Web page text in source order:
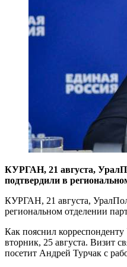
КУРГАН, 21 августа,
подтвердили в
КУРГАН, 21 августа,
региональном отделении
Как пояснил
вторник, 25 августа. Визит
посетит Андрей Турчак с